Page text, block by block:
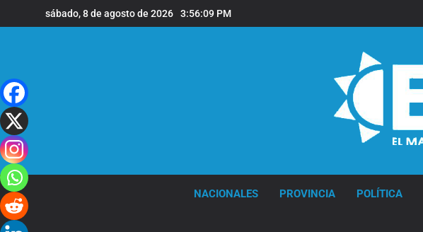
al
sábado, 8 de agosto de 2026 3:56:10 PM
NACIONALES PROVINCIA POLÍTICA